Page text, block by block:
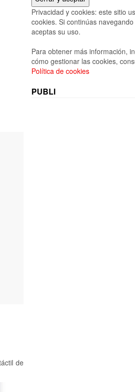
de
Privacidad y cookies: este sitio
cookies. Si continúas
aceptas su uso.
Para obtener más información,
cómo gestionar las cookies,
Política de cookies
PUBLI